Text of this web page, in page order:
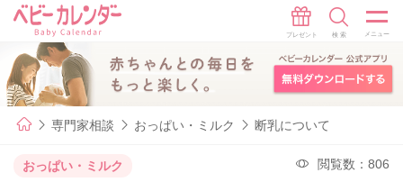
専門家相談 おっぱい・ミルク 断乳について
おっぱい・ミルク 閲覧数：806